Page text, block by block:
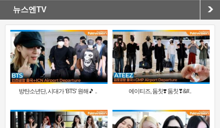
뉴스엔TV
방탄소년단, 시대가 ‘BTS’ 원해🎵 .. 에이티즈, 둠칫❣️ 둠칫❣&#..